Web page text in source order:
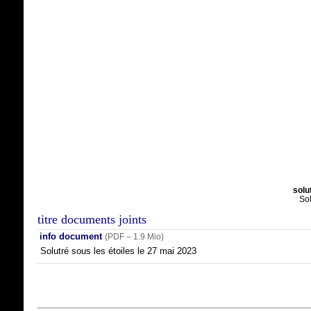
titre documents joints
info document (PDF – 1.9 Mio)
Solutré sous les étoiles le 27 mai 2023